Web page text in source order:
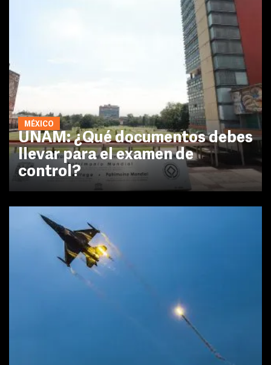
MÉXICO
UNAM: ¿Qué documentos debes
llevar para el examen de
control?